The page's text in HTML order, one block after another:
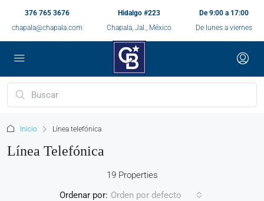
376 765 3676
chapala@chapala.com
Hidalgo #223
Chapala, Jal., México
De 9:00 a 17:00
De lunes a viernes
Inicio Línea telefónica
Línea Telefónica
19 Properties
Ordenar por: Orden por defecto